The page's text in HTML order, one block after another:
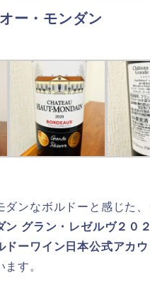
ー・モンダン
ダンなボルドーと感じた、
ン グラン・レゼルヴ２０
ドーワイン日本公式アカウ
す。